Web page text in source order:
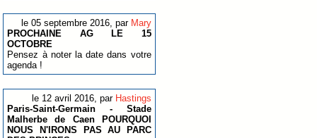
le 05 septembre 2016, par Mary
PROCHAINE AG LE 15
OCTOBRE
Pensez à noter la date dans votre
agenda !
le 12 avril 2016, par Hastings
Paris-Saint-Germain - Stade
Malherbe de Caen POURQUOI
NOUS N'IRONS PAS AU PARC